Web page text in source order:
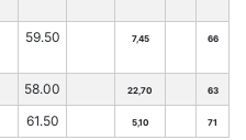
59.50 7,45 66
58.00 22,70 63
61.50 5,10 71